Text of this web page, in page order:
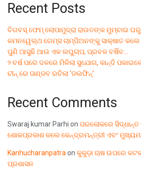
Recent Posts
ବିଗବସ୍ ଫେମ୍ ଲୋପାମୁଦ୍ରା ରାଉତଙ୍କ ମୁମ୍ବାଇ
କମନୱେଲ୍ଥ ଗେମ୍ସ ଚାମ୍ପିଅନଙ୍କୁ ସାକ୍ଷାତ କଲେ
ପୁଣି ଆସୁଛି ଆଉ ଏକ ଲଘୁଚାପ, ପ୍ରବଳ ବର୍ଷିବ…
୨ ବର୍ଷ ପରେ ଦଳରେ ମିଳିଲା ସୁଯୋଗ, କାନ୍ଦି
ଚୀନ୍ ରେ ତାଣ୍ଡବ ରଚିଲା ‘ଡଲଫିନ୍’
Recent Comments
Swaraj kumar Parhi on ପରଲୋକରେ
ଶୋକପ୍ରକାଶ କଲେ କେନ୍ଦ୍ରମନ୍ତ୍ରୀ ଏବଂ
Kanhucharanpatra on କୁକୁଡ଼ା ଚାଷ ଉପରେ
ପ୍ରଶାସନ